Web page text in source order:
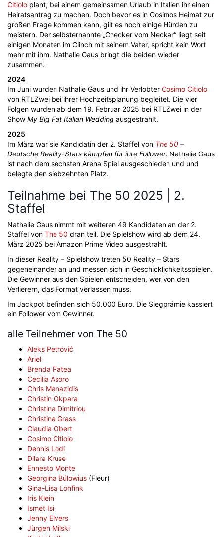
Citiolo plant, bei einem gemeinsamen Urlaub in Italien ihr einen
Heiratsantrag zu machen. Doch bevor es in Cosimos Heimat zur
großen Frage kommen kann, gilt es noch einige Hürden zu
meistern. Der selbsternannte „Checker vom Neckar“ liegt seit
einigen Monaten im Clinch mit seinem Vater, spricht kein Wort
mehr mit ihm. Nathalie Gaus bringt die beiden wieder
zusammen.
2024
Im Juni wurden Nathalie Gaus und ihr Verlobter Cosimo Citiolo
von RTLZwei bei ihrer Hochzeitsplanung begleitet. Die vier
Folgen wurden ab dem 19. Februar 2025 bei RTLZwei in der
Show My Big Fat Italian Wedding ausgestrahlt.
2025
Im März war sie Kandidatin der 2. Staffel von The 50 –
Deutsche Reality-Stars kämpfen für ihre Follower. Nathalie Gaus
ist nach dem sechsten Arena Spiel ausgeschieden und und
belegte den siebzehnten Platz.
Teilnahme bei The 50 2025 | 2.
Staffel
Nathalie Gaus nimmt mit weiteren 49 Kandidaten an der 2.
Staffel von The 50 dran teil. Die Spielshow wird ab dem 24.
März 2025 bei Amazon Prime Video ausgestrahlt.
In dieser Reality – Spielshow treten 50 Reality – Stars
gegeneinander an und messen sich in Geschicklichkeitsspielen.
Die Gewinner aus den Spielen entscheiden, wer von den
Verlierern, das Format verlassen muss.
Im Jackpot befinden sich 50.000 Euro. Die Siegprämie kassiert
ein Follower vom Gewinner.
alle Teilnehmer von The 50
Aleks Petrović
Ariel
Brenda Patea
Cecilia Asoro
Chris Manazidis
Christin Okpara
Christina Dimitriou
Christina Grass
Claudia Obert
Cosimo Citiolo
Dennis Lodi
Dilara Kruse
Ennesto Monte
Georgina Bülowius (Fleur)
Gina-Lisa Lohfink
Iris Klein
Ismet Isi
Jenny Elvers
Jürgen Milski